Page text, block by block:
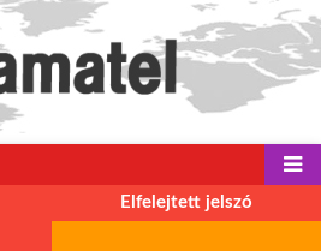
Elfelejtett jelszó